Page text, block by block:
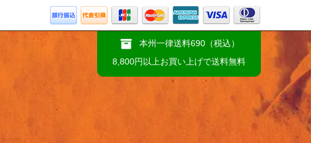
本州一律送料690（税込）
8,800円以上お買い上げで送料無料